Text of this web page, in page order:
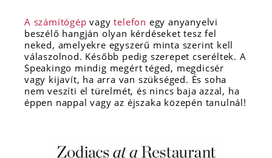
A számítógép vagy telefon egy anyanyelvi
beszélő hangján olyan kérdéseket tesz fel
neked, amelyekre egyszerű minta szerint kell
válaszolnod. Később pedig szerepet cseréltek. A
Speakingo mindig megért téged, megdicsér
vagy kijavít, ha arra van szükséged. És soha
nem veszíti el türelmét, és nincs baja azzal, ha
éppen nappal vagy az éjszaka közepén tanulnál!